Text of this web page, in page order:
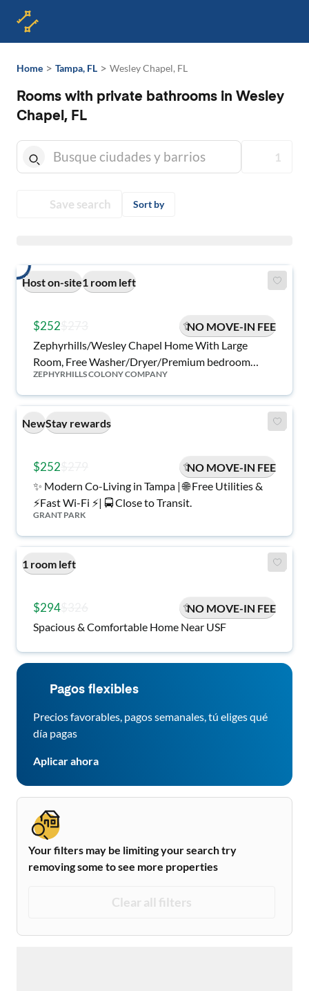
Home > Tampa, FL > Wesley Chapel, FL
Rooms with private bathrooms in Wesley
Chapel, FL
1
Save search Sort by
Host on-site1 room left
$252
NO MOVE-IN FEE
Zephyrhills/Wesley Chapel Home With Large
Room, Free Washer/Dryer/Premium bedroom
furnishings
ZEPHYRHILLS COLONY COMPANY
NewStay rewards
$252
NO MOVE-IN FEE
✨ Modern Co-Living in Tampa | 🌐 Free Utilities &
⚡️Fast Wi-Fi ⚡️| 🚍 Close to Transit.
GRANT PARK
1 room left
$294
NO MOVE-IN FEE
Spacious & Comfortable Home Near USF
Pagos flexibles
Precios favorables, pagos semanales, tú eliges qué
día pagas
Aplicar ahora
Your filters may be limiting your search try
removing some to see more properties
Clear all filters